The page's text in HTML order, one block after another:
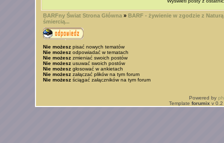
BARFny Świat Strona Główna» BARF - żywienie w zgodzie z Naturą
śmiercią...
Nie możeszpisać nowych tematów
Nie możeszodpowiadać w tematach
Nie możeszzmieniać swoich postów
Nie możeszusuwać swoich postów
Nie możeszgłosować w ankietach
Nie możeszzałączać plików na tym forum
Nie możeszściągać załączników na tym forum
Powered by
Template forumix v 0.2